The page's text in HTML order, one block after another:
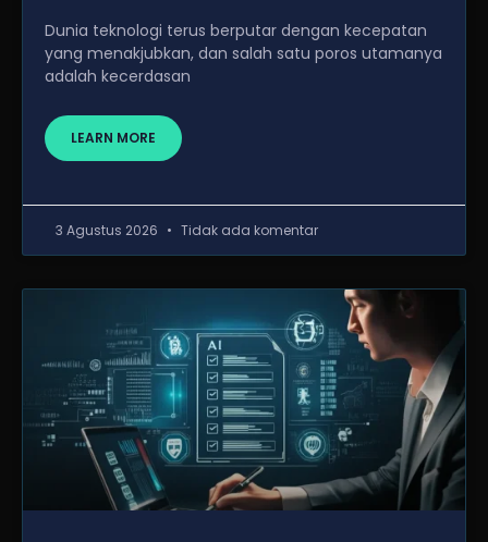
Dunia teknologi terus berputar dengan kecepatan
yang menakjubkan, dan salah satu poros utamanya
adalah kecerdasan
LEARN MORE
3 Agustus 2026 Tidak ada komentar